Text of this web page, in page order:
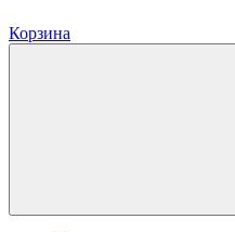
Корзина